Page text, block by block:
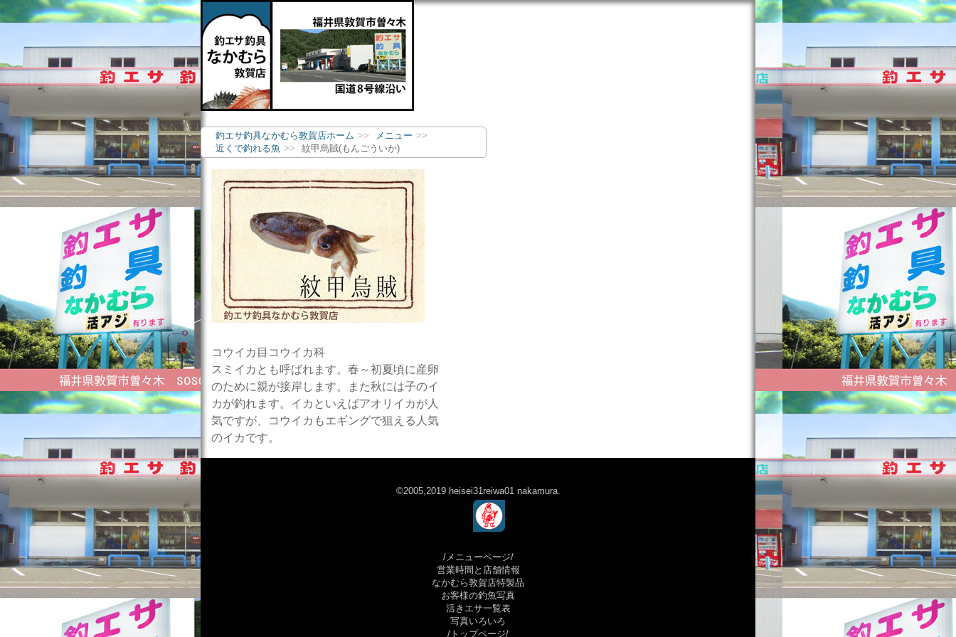
釣エサ釣具なかむら敦賀店ホーム
メニュー
近くで釣れる魚
紋甲烏賊(もんごういか)
コウイカ目コウイカ科
スミイカとも呼ばれます。春～初夏頃に産卵
のために親が接岸します。また秋には子のイ
カが釣れます。イカといえばアオリイカが人
気ですが、コウイカもエギングで狙える人気
のイカです。
©2005,2019 heisei31reiwa01 nakamura.
/メニューページ/
営業時間と店舗情報
なかむら敦賀店特製品
お客様の釣魚写真
活きエサ一覧表
写真いろいろ
/トップページ/